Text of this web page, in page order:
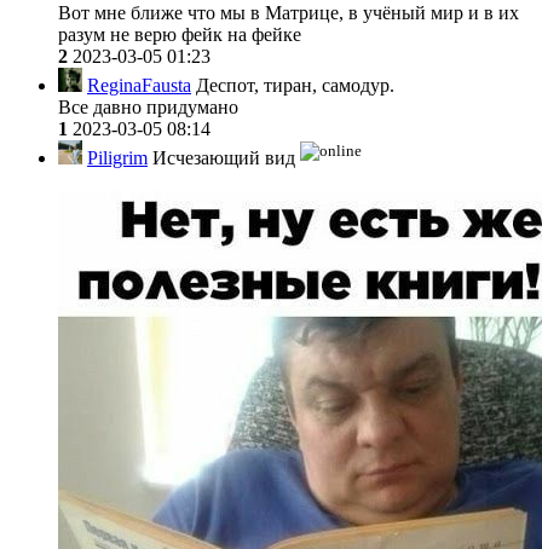
Вот мне ближе что мы в Матрице, в учёный мир и в их
разум не верю фейк на фейке
2 2023-03-05 01:23
ReginaFausta Деспот, тиран, самодур.
Все давно придумано
1 2023-03-05 08:14
Piligrim Исчезающий вид